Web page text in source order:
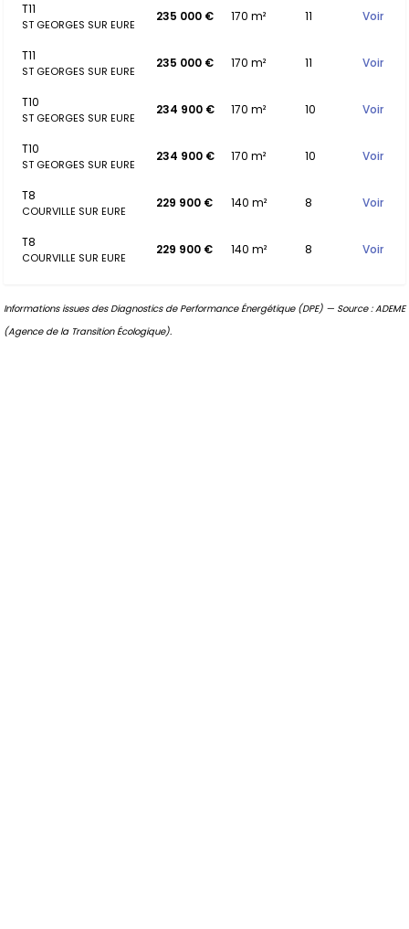
T11
ST GEORGES SUR EURE
235 000 € 170 m² 11 Voir
T11
ST GEORGES SUR EURE
235 000 € 170 m² 11 Voir
T10
ST GEORGES SUR EURE
234 900 € 170 m² 10 Voir
T10
ST GEORGES SUR EURE
234 900 € 170 m² 10 Voir
T8
COURVILLE SUR EURE
229 900 € 140 m² 8 Voir
T8
COURVILLE SUR EURE
229 900 € 140 m² 8 Voir
Informations issues des Diagnostics de Performance Énergétique (DPE) — Source : ADEME
(Agence de la Transition Écologique).